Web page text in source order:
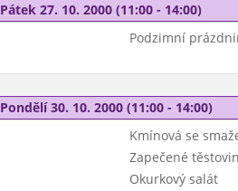
Pátek 27. 10. 2000 (11:00 - 14:00)
Podzimní
Pondělí 30. 10. 2000 (11:00 - 14:00)
Kmínová se
Zapečené
Okurkový salát